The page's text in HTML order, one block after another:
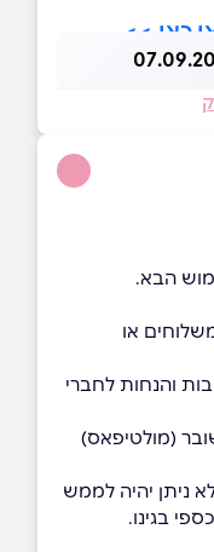
כאן >>
הבא.
או
והנחות לחברי
(מולטיפאס)
ניתן יהיה לממש
בגינו.